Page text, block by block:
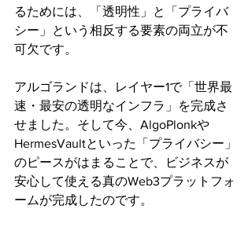
るためには、「透明性」と「プライバ
シー」という相反する要素の両立が不
可欠です。
アルゴランドは、レイヤー1で「世界最
速・最安の透明なインフラ」を完成さ
せました。そして今、AlgoPlonkや
HermesVaultといった「プライバシー」
のピースがはまることで、ビジネスが
安心して使える真のWeb3プラットフォ
ームが完成したのです。